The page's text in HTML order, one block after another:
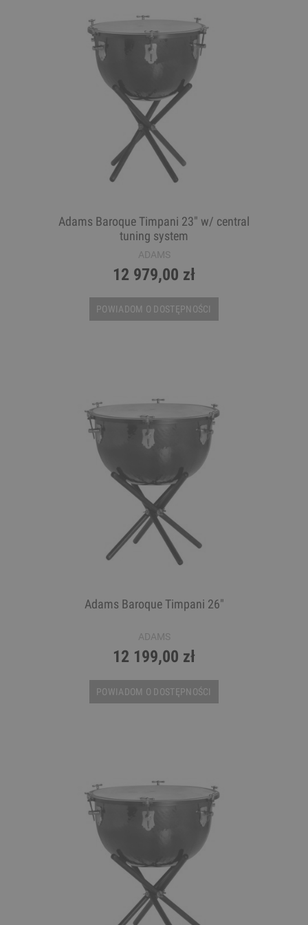
Adams Baroque Timpani 23" w/ central
tuning system
ADAMS
12 979,00 zł
POWIADOM O DOSTĘPNOŚCI
Adams Baroque Timpani 26"
ADAMS
12 199,00 zł
POWIADOM O DOSTĘPNOŚCI